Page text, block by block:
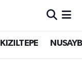
KIZILTEPE